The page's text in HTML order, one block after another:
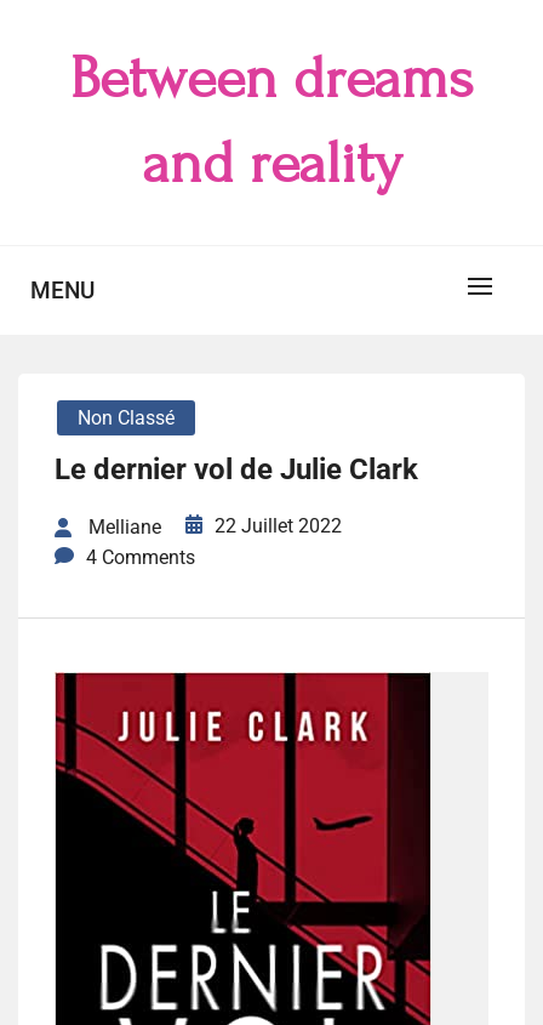
Between dreams
and reality
MENU
Non Classé
Le dernier vol de Julie Clark
Melliane
22 Juillet 2022
4 Comments